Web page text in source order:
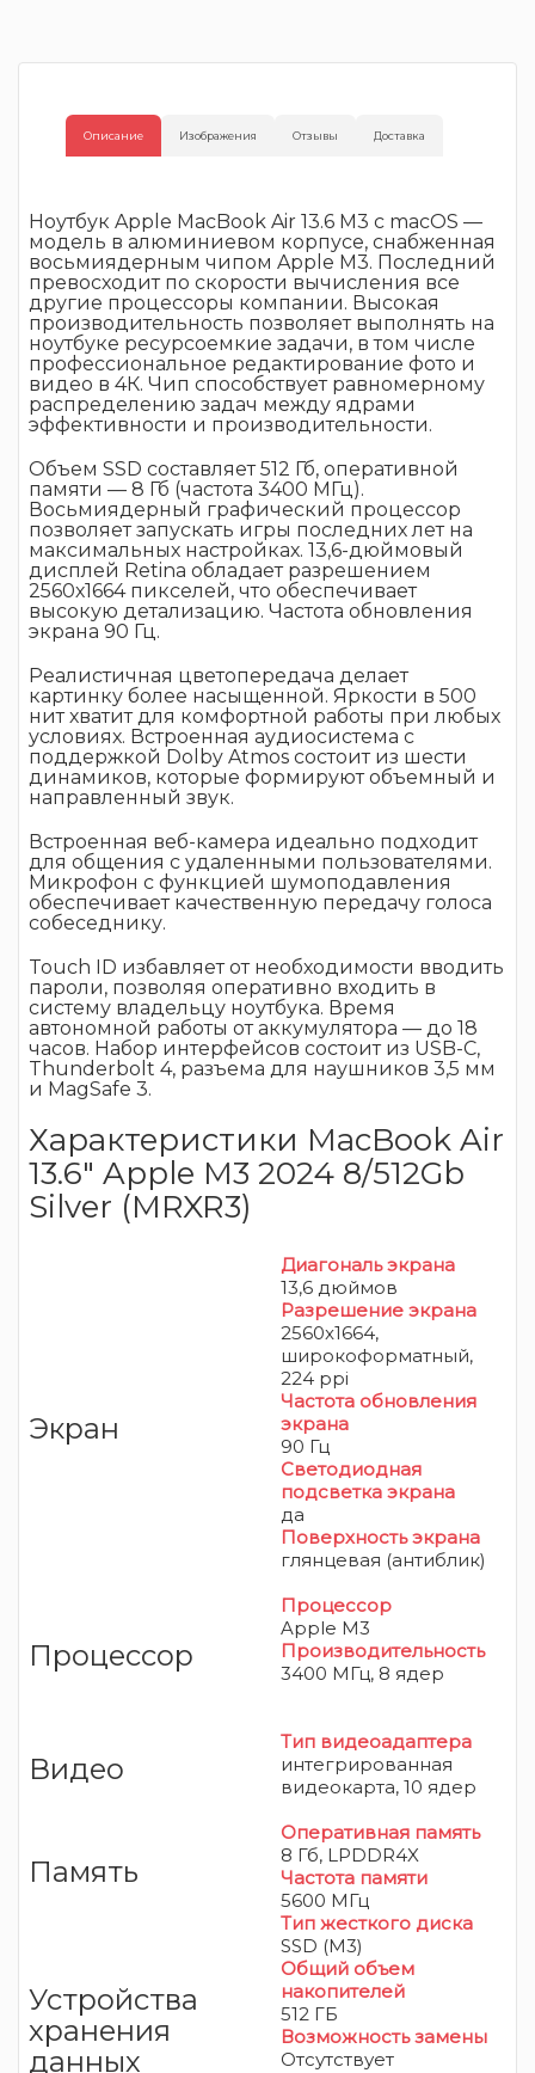
Описание Изображения Отзывы Доставка
Ноутбук Apple MacBook Air 13.6 M3 c macOS —
модель в алюминиевом корпусе, снабженная
восьмиядерным чипом Apple M3. Последний
превосходит по скорости вычисления все
другие процессоры компании. Высокая
производительность позволяет выполнять на
ноутбуке ресурсоемкие задачи, в том числе
профессиональное редактирование фото и
видео в 4К. Чип способствует равномерному
распределению задач между ядрами
эффективности и производительности.
Объем SSD составляет 512 Гб, оперативной
памяти — 8 Гб (частота 3400 МГц).
Восьмиядерный графический процессор
позволяет запускать игры последних лет на
максимальных настройках. 13,6-дюймовый
дисплей Retina обладает разрешением
2560х1664 пикселей, что обеспечивает
высокую детализацию. Частота обновления
экрана 90 Гц.
Реалистичная цветопередача делает
картинку более насыщенной. Яркости в 500
нит хватит для комфортной работы при любых
условиях. Встроенная аудиосистема с
поддержкой Dolby Atmos состоит из шести
динамиков, которые формируют объемный и
направленный звук.
Встроенная веб-камера идеально подходит
для общения с удаленными пользователями.
Микрофон с функцией шумоподавления
обеспечивает качественную передачу голоса
собеседнику.
Touch ID избавляет от необходимости вводить
пароли, позволяя оперативно входить в
систему владельцу ноутбука. Время
автономной работы от аккумулятора — до 18
часов. Набор интерфейсов состоит из USB-C,
Thunderbolt 4, разъема для наушников 3,5 мм
и MagSafe 3.
Характеристики MacBook Air
13.6″ Apple M3 2024 8/512Gb
Silver (MRXR3)
Экран
Диагональ экрана
13,6 дюймов
Разрешение экрана
2560x1664,
широкоформатный,
224 ppi
Частота обновления
экрана
90 Гц
Светодиодная
подсветка экрана
да
Поверхность экрана
глянцевая (антиблик)
Процессор
Процессор
Apple M3
Производительность
3400 МГц, 8 ядер
Видео
Тип видеоадаптера
интегрированная
видеокарта, 10 ядер
Память
Оперативная память
8 Гб, LPDDR4X
Частота памяти
5600 МГц
Устройства
хранения
данных
Тип жесткого диска
SSD (M3)
Общий объем
накопителей
512 ГБ
Возможность замены
Отсутствует